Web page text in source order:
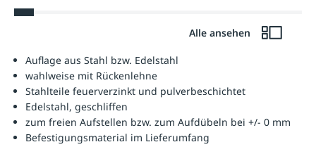
Alle ansehen
Auflage aus Stahl bzw. Edelstahl
wahlweise mit Rückenlehne
Stahlteile feuerverzinkt und pulverbeschichtet
Edelstahl, geschliffen
zum freien Aufstellen bzw. zum Aufdübeln bei +/- 0 mm
Befestigungsmaterial im Lieferumfang